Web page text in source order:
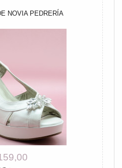
NOVIA PEDRERÍA